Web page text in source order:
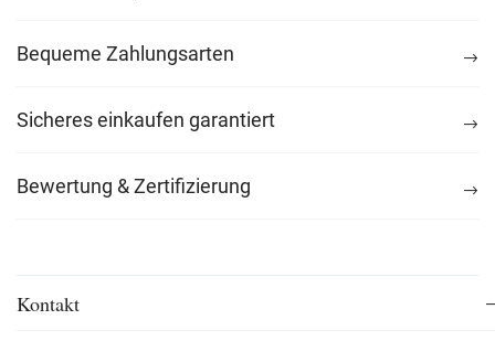
Bequeme Zahlungsarten
Sicheres einkaufen garantiert
Bewertung & Zertifizierung
Kontakt